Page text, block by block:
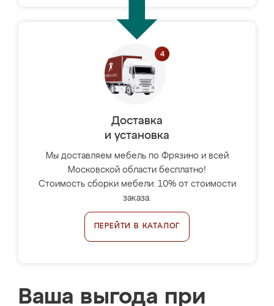
Доставка
и установка
Мы доставляем мебель по Фрязино и всей
Московской области бесплатно!
Стоимость сборки мебели: 10% от стоимости
заказа.
ПЕРЕЙТИ В КАТАЛОГ
Ваша выгода при